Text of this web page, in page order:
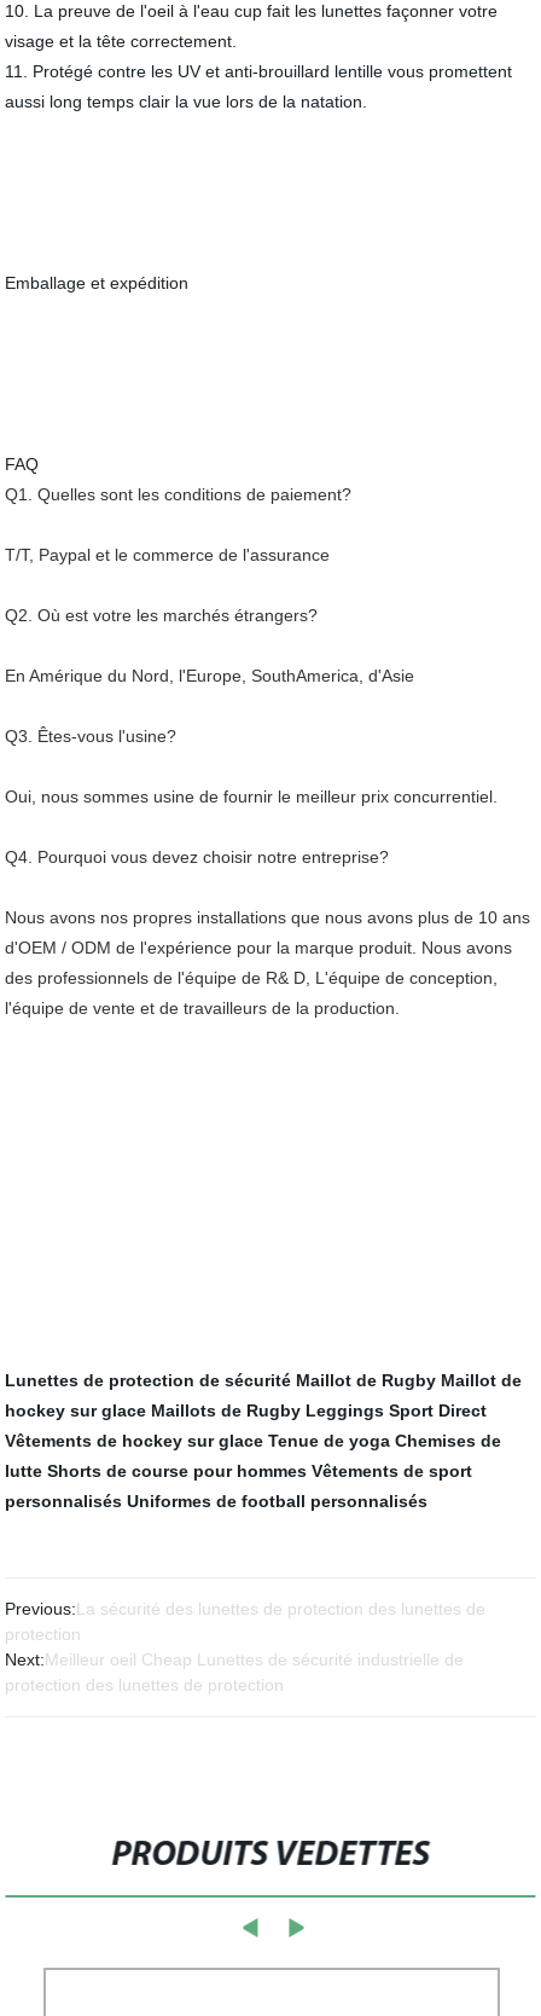
10. La preuve de l'oeil à l'eau cup fait les lunettes façonner votre
visage et la tête correctement.
11. Protégé contre les UV et anti-brouillard lentille vous promettent
aussi long temps clair la vue lors de la natation.
Emballage et expédition
FAQ
Q1. Quelles sont les conditions de paiement?
T/T, Paypal et le commerce de l'assurance
Q2. Où est votre les marchés étrangers?
En Amérique du Nord, l'Europe, SouthAmerica, d'Asie
Q3. Êtes-vous l'usine?
Oui, nous sommes usine de fournir le meilleur prix concurrentiel.
Q4. Pourquoi vous devez choisir notre entreprise?
Nous avons nos propres installations que nous avons plus de 10 ans
d'OEM / ODM de l'expérience pour la marque produit. Nous avons
des professionnels de l'équipe de R& D, L'équipe de conception,
l'équipe de vente et de travailleurs de la production.
Lunettes de protection de sécurité Maillot de Rugby Maillot de
hockey sur glace Maillots de Rugby Leggings Sport Direct
Vêtements de hockey sur glace Tenue de yoga Chemises de
lutte Shorts de course pour hommes Vêtements de sport
personnalisés Uniformes de football personnalisés
Previous:La sécurité des lunettes de protection des lunettes de
protection
Next:Meilleur oeil Cheap Lunettes de sécurité industrielle de
protection des lunettes de protection
PRODUITS VEDETTES